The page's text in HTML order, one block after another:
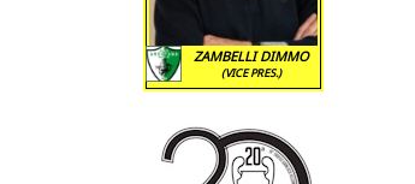
ZAMBELLI DIMMO
(VICE PRES.)